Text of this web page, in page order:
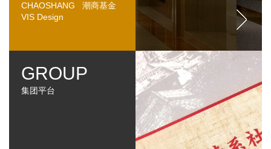
CHAOSHANG 潮商基金
VIS Design
GROUP
集团平台